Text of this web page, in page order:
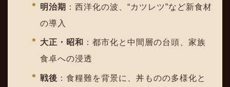
明治期 ：西洋化の波、“カツレツ”など新食材
の導入
大正・昭和 ：都市化と中間層の台頭、家族
食卓への浸透
戦後 ：食糧難を背景に、丼ものの多様化と